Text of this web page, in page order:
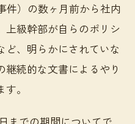
件）の数ヶ月前から社内
上級幹部が自らのポリシ
ど、明らかにされていな
続的な文書によるやり
。